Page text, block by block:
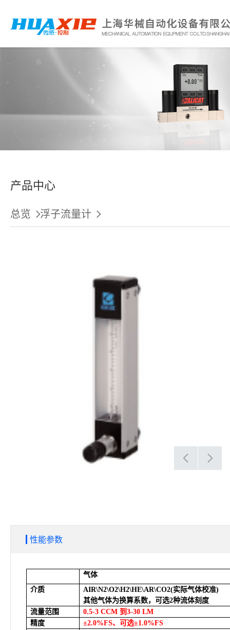
产品中心
总览 浮子流量计
性能参数
气体
介质
AIR\N2\O2\H2\HE\AR\CO2(实际气体校准)
其他气体为换算系数，可选2种流体刻度
流量范围
0.5-3 CCM 到3-30 LM
精度
±2.0%FS、可选±1.0%FS